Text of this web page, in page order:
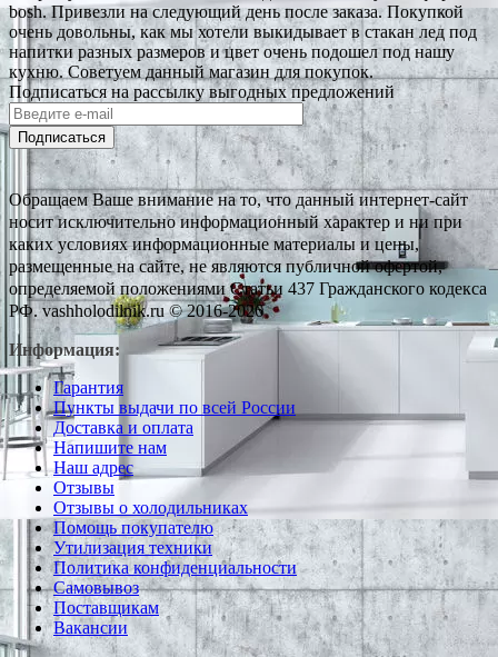
bosh. Привезли на следующий день после заказа. Покупкой
очень довольны, как мы хотели выкидывает в стакан лед под
напитки разных размеров и цвет очень подошел под нашу
кухню. Советуем данный магазин для покупок.
Подписаться на рассылку выгодных предложений
Подписаться
Обращаем Ваше внимание на то, что данный интернет-сайт
носит исключительно информационный характер и ни при
каких условиях информационные материалы и цены,
размещенные на сайте, не являются публичной офертой,
определяемой положениями Статьи 437 Гражданского кодекса
РФ. vashholodilnik.ru © 2016-2026
Информация:
Гарантия
Пункты выдачи по всей России
Доставка и оплата
Напишите нам
Наш адрес
Отзывы
Отзывы о холодильниках
Помощь покупателю
Утилизация техники
Политика конфиденциальности
Самовывоз
Поставщикам
Вакансии